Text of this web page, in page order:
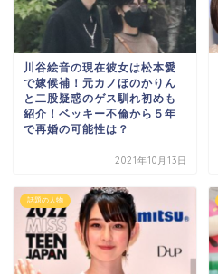
川谷絵音の現在彼女は松本愛
で嫁候補！元カノほのかりん
と二股疑惑のゲス馴れ初めも
紹介！ベッキー不倫から５年
で再婚の可能性は？
2021年10月13日
話題の人物